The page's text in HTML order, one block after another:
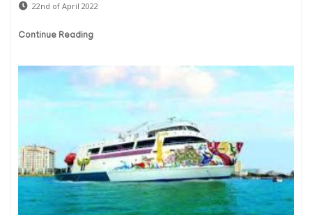
22nd of April 2022
Continue Reading